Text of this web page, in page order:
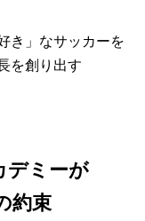
き」なサッカーを
を創り出す
デミーが
約束